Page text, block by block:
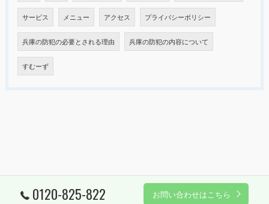
サービス メニュー アクセス プライバシーポリシー
兵庫の防犯の必要とされる理由 兵庫の防犯の内容について
すむーず
0120-825-822 お問い合わせはこちら